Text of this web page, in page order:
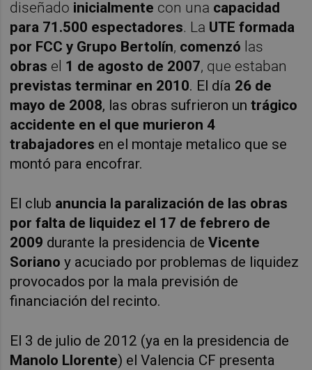
diseñado inicialmente con una capacidad
para 71.500 espectadores. La UTE formada
por FCC y Grupo Bertolín, comenzó las
obras el 1 de agosto de 2007, que estaban
previstas terminar en 2010. El día 26 de
mayo de 2008, las obras sufrieron un trágico
accidente en el que murieron 4
trabajadores en el montaje metalico que se
montó para encofrar.
El club anuncia la paralización de las obras
por falta de liquidez el 17 de febrero de
2009 durante la presidencia deVicente
Sorianoy acuciado por problemas de liquidez
provocados por la mala previsión de
financiación del recinto.
El 3 de julio de 2012 (ya en la presidencia de
Manolo Llorente) el Valencia CF presenta